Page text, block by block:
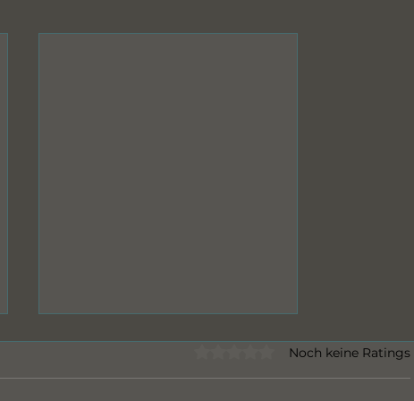
Mit 0 von 5 Sternen bewertet.
Noch keine Ratings